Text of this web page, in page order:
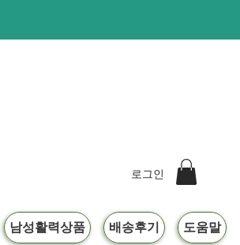
로그인
남성활력상품 배송후기 도움말